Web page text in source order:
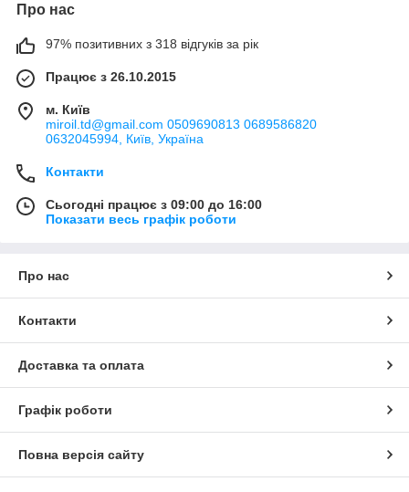
Про нас
97% позитивних з 318 відгуків за рік
Працює з 26.10.2015
м. Київ
miroil.td@gmail.com 0509690813 0689586820
0632045994, Київ, Україна
Контакти
Сьогодні працює з 09:00 до 16:00
Показати весь графік роботи
Про нас
Контакти
Доставка та оплата
Графік роботи
Повна версія сайту